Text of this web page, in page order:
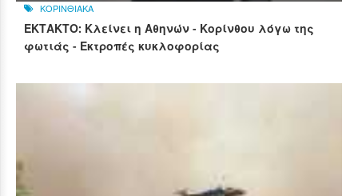
ΚΟΡΙΝΘΙΑΚΑ
ΕΚΤΑΚΤΟ: Κλείνει η Αθηνών - Κορίνθου λόγω της
φωτιάς - Εκτροπές κυκλοφορίας